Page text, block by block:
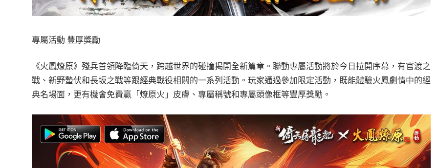
專屬活動 豐厚獎勵
《火鳳燎原》殘兵首領降臨倚天，跨越世界的碰撞揭開全新篇章。聯動專屬活動將於今日拉開序幕，有官渡之
戰、新野蟄伏和長坂之戰等跟經典戰役相關的一系列活動。玩家通過參加限定活動，既能體驗火鳳劇情中的經
典名場面，更有機會免費贏「燎原火」皮膚、專屬稱號和專屬頭像框等豐厚獎勵。